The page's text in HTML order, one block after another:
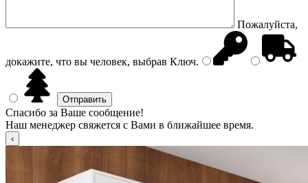
Пожалуйста,
докажите, что вы человек, выбрав Ключ.
Спасибо за Ваше сообщение!
Наш менеджер свяжется с Вами в ближайшее время.